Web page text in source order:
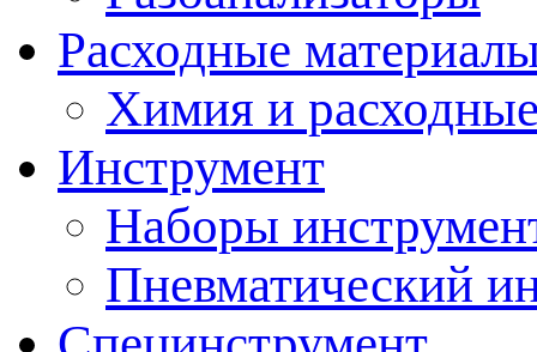
Расходные
Химия и
Инструмент
Наборы
Пневматический